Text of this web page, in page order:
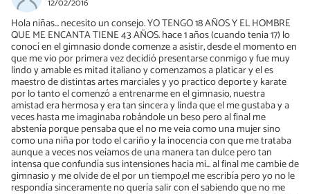
12/02/2016
Hola niñas... necesito un consejo. YO TENGO 18 AÑOS Y EL HOMBRE
QUE ME ENCANTA TIENE 43 AÑOS. hace 1 años (cuando tenia 17) lo
conocí en el gimnasio donde comenze a asistir, desde el momento en
que me vio por primera vez decidió presentarse conmigo y fue muy
lindo y amable es mitad italiano y comenzamos a platicar y el es
maestro de distintas artes marciales y yo practico deporte y karate
por lo tanto el comenzó a entrenarme en el gimnasio, nuestra
amistad era hermosa y era tan sincera y linda que el me gustaba y a
veces hasta me imaginaba robándole un beso pero al final me
abstenía porque pensaba que el no me veia como una mujer sino
como una niña por todo el cariño y la inocencia con que me trataba
aunque a veces nos veíamos de una manera tan dulce pero tan
intensa que confundía sus intensiones hacia mi... al final me cambie de
gimnasio y me olvide de el por un tiempo,el me escribía pero yo no le
respondía sinceramente no quería salir con el sabiendo que no me